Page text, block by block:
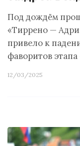
Под дождём
«Тиррено —
привело к
фаворитов
12/03/2025